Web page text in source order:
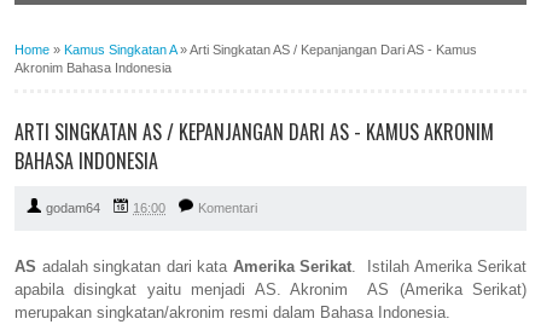
Home » Kamus Singkatan A»Arti Singkatan AS / Kepanjangan Dari AS - Kamus
Akronim Bahasa Indonesia
ARTI SINGKATAN AS / KEPANJANGAN DARI AS - KAMUS AKRONIM
BAHASA INDONESIA
godam64 16:00 Komentari
AS adalah singkatan dari kata Amerika Serikat. Istilah Amerika Serikat
apabila disingkat yaitu menjadi AS. Akronim AS (Amerika Serikat)
merupakan singkatan/akronim resmi dalam Bahasa Indonesia.